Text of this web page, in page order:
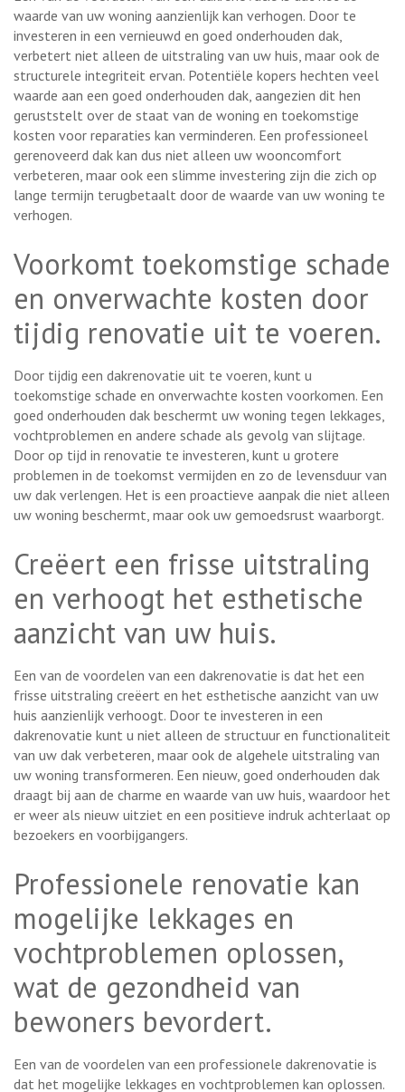
waarde van uw woning aanzienlijk kan verhogen. Door te
investeren in een vernieuwd en goed onderhouden dak,
verbetert niet alleen de uitstraling van uw huis, maar ook de
structurele integriteit ervan. Potentiële kopers hechten veel
waarde aan een goed onderhouden dak, aangezien dit hen
geruststelt over de staat van de woning en toekomstige
kosten voor reparaties kan verminderen. Een professioneel
gerenoveerd dak kan dus niet alleen uw wooncomfort
verbeteren, maar ook een slimme investering zijn die zich op
lange termijn terugbetaalt door de waarde van uw woning te
verhogen.
Voorkomt toekomstige schade
en onverwachte kosten door
tijdig renovatie uit te voeren.
Door tijdig een dakrenovatie uit te voeren, kunt u
toekomstige schade en onverwachte kosten voorkomen. Een
goed onderhouden dak beschermt uw woning tegen lekkages,
vochtproblemen en andere schade als gevolg van slijtage.
Door op tijd in renovatie te investeren, kunt u grotere
problemen in de toekomst vermijden en zo de levensduur van
uw dak verlengen. Het is een proactieve aanpak die niet alleen
uw woning beschermt, maar ook uw gemoedsrust waarborgt.
Creëert een frisse uitstraling
en verhoogt het esthetische
aanzicht van uw huis.
Een van de voordelen van een dakrenovatie is dat het een
frisse uitstraling creëert en het esthetische aanzicht van uw
huis aanzienlijk verhoogt. Door te investeren in een
dakrenovatie kunt u niet alleen de structuur en functionaliteit
van uw dak verbeteren, maar ook de algehele uitstraling van
uw woning transformeren. Een nieuw, goed onderhouden dak
draagt bij aan de charme en waarde van uw huis, waardoor het
er weer als nieuw uitziet en een positieve indruk achterlaat op
bezoekers en voorbijgangers.
Professionele renovatie kan
mogelijke lekkages en
vochtproblemen oplossen,
wat de gezondheid van
bewoners bevordert.
Een van de voordelen van een professionele dakrenovatie is
dat het mogelijke lekkages en vochtproblemen kan oplossen.